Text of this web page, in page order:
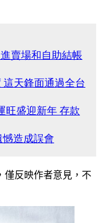
賣場和自助結帳
天鋒面通過全台
旺盛迎新年 存款
造成誤會
僅反映作者意見，不